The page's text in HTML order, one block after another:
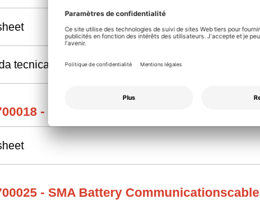
tecnica
- SMA Home Storage
- SMA Battery Communicationscable